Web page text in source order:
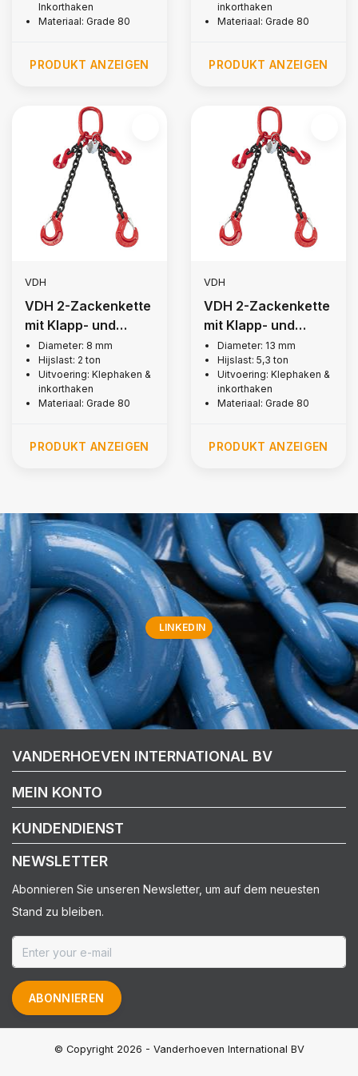
Inkorthaken
Materiaal: Grade 80
PRODUKT ANZEIGEN
inkorthaken
Materiaal: Grade 80
PRODUKT ANZEIGEN
VDH
VDH 2-Zackenkette
mit Klapp- und
Kerbhaken, Ø 8 mm
Diameter: 8 mm
Hijslast: 2 ton
Uitvoering: Klephaken &
inkorthaken
Materiaal: Grade 80
PRODUKT ANZEIGEN
VDH
VDH 2-Zackenkette
mit Klapp- und
Kerbhaken, Ø 13 mm
Diameter: 13 mm
Hijslast: 5,3 ton
Uitvoering: Klephaken &
inkorthaken
Materiaal: Grade 80
PRODUKT ANZEIGEN
LINKEDIN
VANDERHOEVEN INTERNATIONAL BV
MEIN KONTO
KUNDENDIENST
NEWSLETTER
Abonnieren Sie unseren Newsletter, um auf dem neuesten
Stand zu bleiben.
ABONNIEREN
© Copyright 2026 - Vanderhoeven International BV